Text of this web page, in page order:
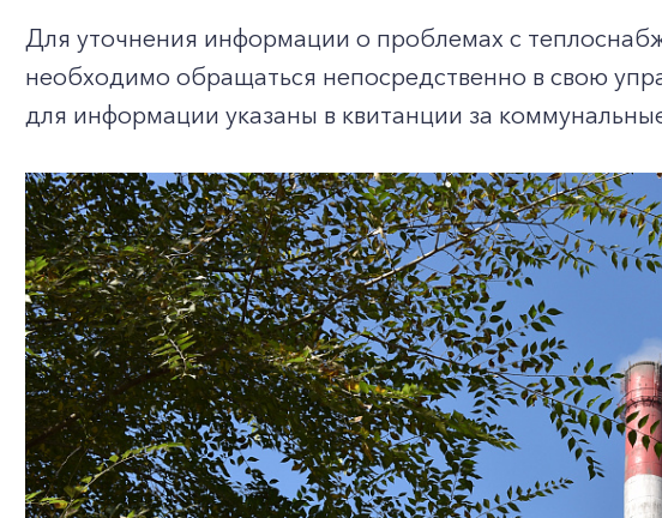
Для уточнения информации о проблемах с
необходимо обращаться непосредственно в свою
для информации указаны в квитанции за